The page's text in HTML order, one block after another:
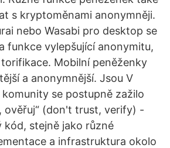
s kryptoměnami anonymněji.
nebo Wasabi pro desktop se
funkce vylepšující anonymitu,
Mobilní peněženky
a anonymnější. Jsou V
se postupně zažilo
ověřuj“ (don't trust, verify) -
stejně jako různé
a infrastruktura okolo